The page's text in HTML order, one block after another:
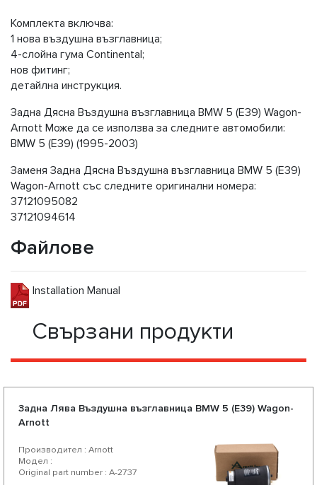
Комплекта включва:
1 нова въздушна възглавница;
4-слойна гума Continental;
нов фитинг;
детайлна инструкция.
Задна Дясна Въздушна възглавница BMW 5 (E39) Wagon-
Arnott Може да се използва за следните автомобили:
BMW 5 (E39) (1995-2003)
Заменя Задна Дясна Въздушна възглавница BMW 5 (E39)
Wagon-Arnott със следните оригинални номера:
37121095082
37121094614
Файлове
Installation Manual
Свързани продукти
Задна Лява Въздушна възглавница BMW 5 (E39) Wagon-
Arnott
Производител : Arnott
Модел :
Original part number : A-2737